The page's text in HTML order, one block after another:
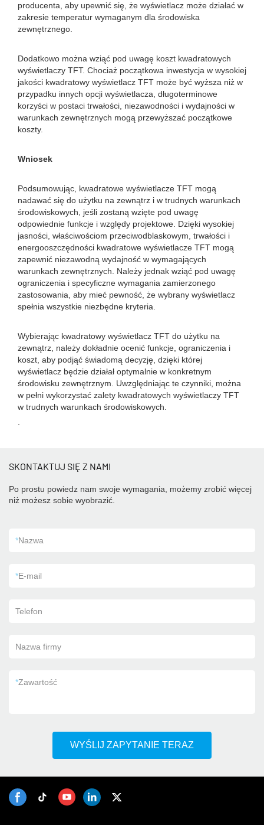
producenta, aby upewnić się, że wyświetlacz może działać w
zakresie temperatur wymaganym dla środowiska
zewnętrznego.
Dodatkowo można wziąć pod uwagę koszt kwadratowych
wyświetlaczy TFT. Chociaż początkowa inwestycja w wysokiej
jakości kwadratowy wyświetlacz TFT może być wyższa niż w
przypadku innych opcji wyświetlacza, długoterminowe
korzyści w postaci trwałości, niezawodności i wydajności w
warunkach zewnętrznych mogą przewyższać początkowe
koszty.
Wniosek
Podsumowując, kwadratowe wyświetlacze TFT mogą
nadawać się do użytku na zewnątrz i w trudnych warunkach
środowiskowych, jeśli zostaną wzięte pod uwagę
odpowiednie funkcje i względy projektowe. Dzięki wysokiej
jasności, właściwościom przeciwodblaskowym, trwałości i
energooszczędności kwadratowe wyświetlacze TFT mogą
zapewnić niezawodną wydajność w wymagających
warunkach zewnętrznych. Należy jednak wziąć pod uwagę
ograniczenia i specyficzne wymagania zamierzonego
zastosowania, aby mieć pewność, że wybrany wyświetlacz
spełnia wszystkie niezbędne kryteria.
Wybierając kwadratowy wyświetlacz TFT do użytku na
zewnątrz, należy dokładnie ocenić funkcje, ograniczenia i
koszt, aby podjąć świadomą decyzję, dzięki której
wyświetlacz będzie działał optymalnie w konkretnym
środowisku zewnętrznym. Uwzględniając te czynniki, można
w pełni wykorzystać zalety kwadratowych wyświetlaczy TFT
w trudnych warunkach środowiskowych.
SKONTAKTUJ SIĘ Z NAMI
Po prostu powiedz nam swoje wymagania, możemy zrobić więcej
niż możesz sobie wyobrazić.
*Nazwa
*E-mail
Telefon
Nazwa firmy
*Zawartość
WYŚLIJ ZAPYTANIE TERAZ